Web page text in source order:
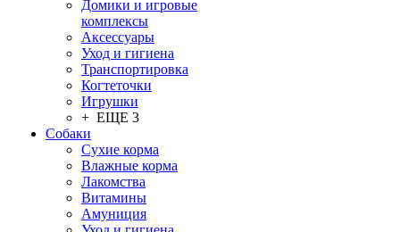
Домики и игровые
комплексы
Аксессуары
Уход и гигиена
Транспортировка
Когтеточки
Игрушки
+ ЕЩЕ 3
Собаки
Сухие корма
Влажные корма
Лакомства
Витамины
Амуниция